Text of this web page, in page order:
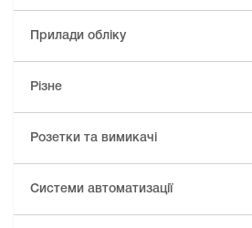
Прилади обліку
Різне
Розетки та вимикачі
Системи автоматизації